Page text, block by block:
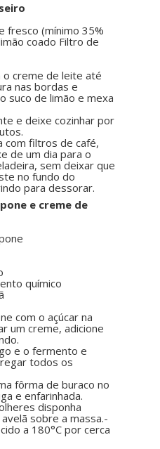
fresco (mínimo 35%
coado Filtro de
o creme de leite até
nas bordas e
suco de limão e mexa
e deixe cozinhar por
com filtros de café,
de um dia para o
sem deixar que
no fundo do
para dessorar.
e creme de
químico
com o açúcar na
um creme, adicione
e o fermento e
todos os
fôrma de buraco no
e enfarinhada.
disponha
sobre a massa.-
a 180°C por cerca